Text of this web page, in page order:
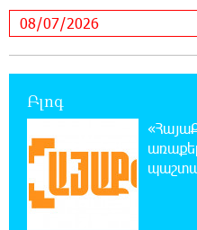
21:41:25 6-08-2026
Վթար Լոռու
վարորդին
Բլոգ